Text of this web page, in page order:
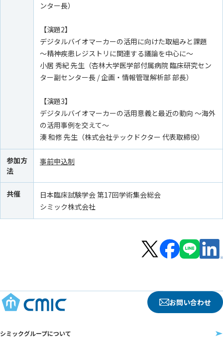
ンター長）
【演題2】
デジタルバイオマーカーの活用に向けた取組みと課題
～精神疾患レジストリに関連する議論を中心に～
小居 秀紀 先生（杏林大学医学部付属病院 臨床研究セン
ター副センター長 / 企画・情報管理解析部 部長）
【演題3】
デジタルバイオマーカーの活用意義と最近の動向 ～海外
の活用事例を交えて～
湊 和修 先生（株式会社テックドクター 代表取締役）
参加方
法
事前申込制
共催
日本臨床試験学会 第17回学術集会総会
シミック株式会社
お問い合わせ
シミックグループについて